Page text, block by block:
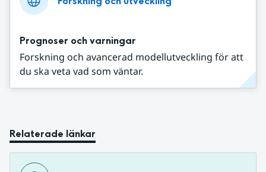
Prognoser och varningar
Forskning och avancerad modellutveckling för att
du ska veta vad som väntar.
Relaterade länkar